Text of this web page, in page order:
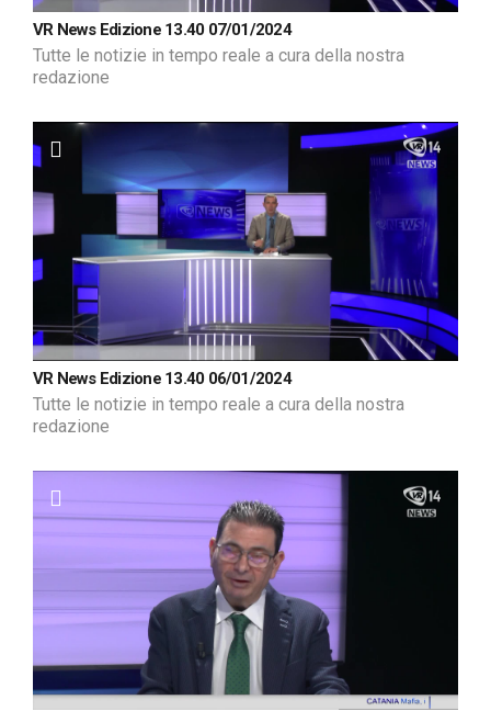
VR News Edizione 13.40 07/01/2024
Tutte le notizie in tempo reale a cura della nostra
redazione
VR News Edizione 13.40 06/01/2024
Tutte le notizie in tempo reale a cura della nostra
redazione